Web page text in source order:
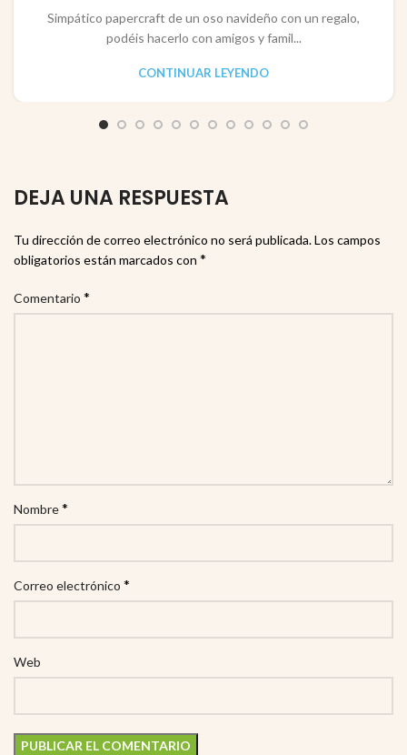
Simpático papercraft de un oso navideño con un regalo,
podéis hacerlo con amigos y famil...
CONTINUAR LEYENDO
DEJA UNA RESPUESTA
Tu dirección de correo electrónico no será publicada.Los campos
obligatorios están marcados con *
Comentario *
Nombre*
Correo electrónico *
Web